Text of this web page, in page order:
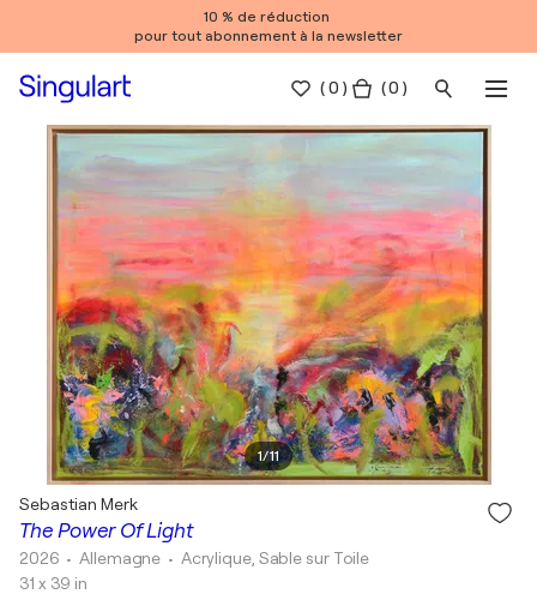
10 % de réduction
pour tout abonnement à la newsletter
(0 ) ( 0 )
1/11
The Power Of Light
Sebastian Merk
2026 • Allemagne • Acrylique, Sable sur Toile
31 x 39 in